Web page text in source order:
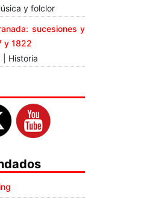
y folclor
sucesiones y
y 1822
| Historia